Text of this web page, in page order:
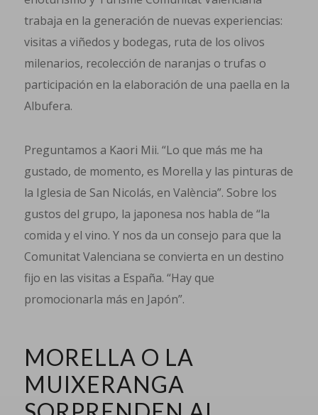
trabaja en la generación de nuevas experiencias:
visitas a viñedos y bodegas, ruta de los olivos
milenarios, recolección de naranjas o trufas o
participación en la elaboración de una paella en la
Albufera.
Preguntamos a Kaori Mii. “Lo que más me ha
gustado, de momento, es Morella y las pinturas de
la Iglesia de San Nicolás, en València”. Sobre los
gustos del grupo, la japonesa nos habla de “la
comida y el vino. Y nos da un consejo para que la
Comunitat Valenciana se convierta en un destino
fijo en las visitas a España. “Hay que
promocionarla más en Japón”.
MORELLA O LA
MUIXERANGA